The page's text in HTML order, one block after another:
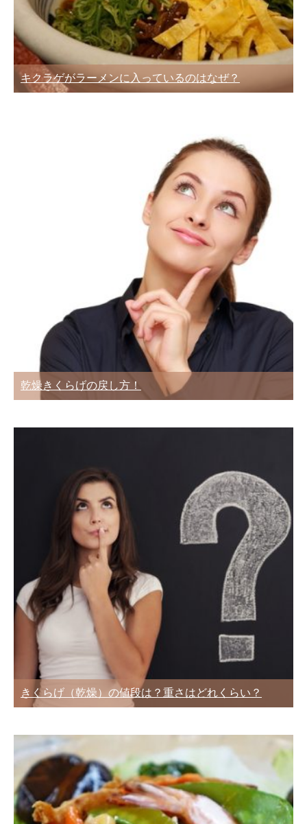
キクラゲがラーメンに入っているのはなぜ？
乾燥きくらげの戻し方！
きくらげ（乾燥）の値段は？重さはどれくらい？